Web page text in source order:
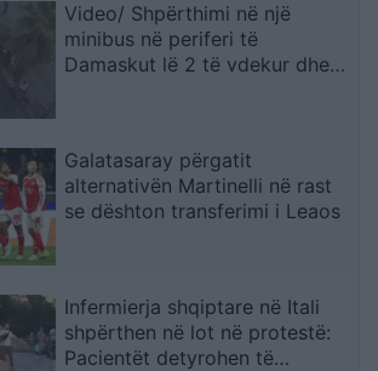
Video/ Shpërthimi në një
minibus në periferi të
Damaskut lë 2 të vdekur dhe
Galatasaray përgatit
alternativën Martinelli në rast
se dështon transferimi i Leaos
Infermierja shqiptare në Itali
shpërthen në lot në protestë:
Pacientët detyrohen të